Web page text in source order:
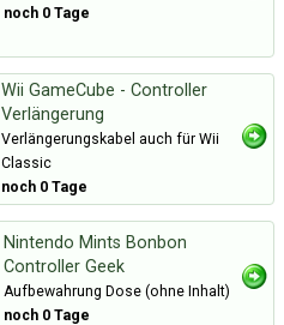
noch 0 Tage
Wii GameCube - Controller
Verlängerung
Verlängerungskabel auch für Wii
Classic
noch 0 Tage
Nintendo Mints Bonbon
Controller Geek
Aufbewahrung Dose (ohne Inhalt)
noch 0 Tage